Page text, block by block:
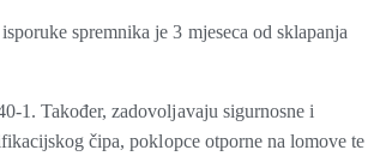
spremnika je 3 mjeseca od sklapanja
1. Također, zadovoljavaju sigurnosne i
čipa, poklopce otporne na lomove te